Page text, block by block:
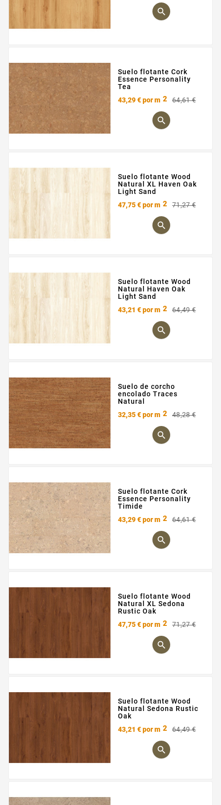

Suelo flotante Cork
Essence Personality
Tea
43,29 €por m 2 64,61 €

Suelo flotante Wood
Natural XL Haven Oak
Light Sand
47,75 €por m 2 71,27 €

Suelo flotante Wood
Natural Haven Oak
Light Sand
43,21 €por m 2 64,49 €

Suelo de corcho
encolado Traces
Natural
32,35 €por m 2 48,28 €

Suelo flotante Cork
Essence Personality
Timide
43,29 €por m 2 64,61 €

Suelo flotante Wood
Natural XL Sedona
Rustic Oak
47,75 €por m 2 71,27 €

Suelo flotante Wood
Natural Sedona Rustic
Oak
43,21 €por m 2 64,49 €
